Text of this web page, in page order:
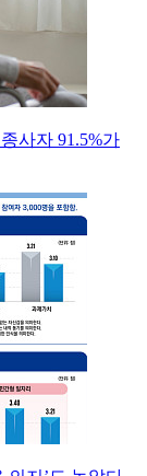
사자 91.5%가